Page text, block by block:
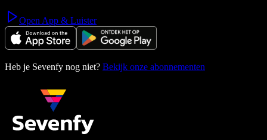
Open App & Luister
Heb je Sevenfy nog niet? Bekijk onze abonnementen